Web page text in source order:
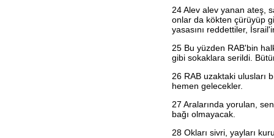
24Alev alev yanan ateş,
onlar da kökten çürüyüp
yasasını reddettiler,
25 Bu yüzden RAB'bin
gibi sokaklara serildi.
26 RAB uzaktaki ulusları
hemen gelecekler.
27 Aralarında yorulan,
bağı olmayacak.
28 Okları sivri, yayları